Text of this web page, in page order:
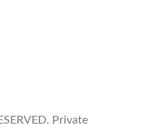
Private